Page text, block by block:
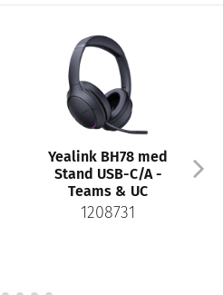
Yealink BH78 med
Stand USB-C/A -
Teams & UC
1208731